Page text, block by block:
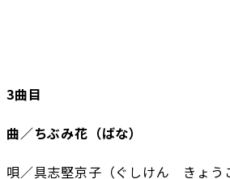
3曲目
曲／ちぶみ花（ばな）
唄／具志堅京子（ぐしけん きょう